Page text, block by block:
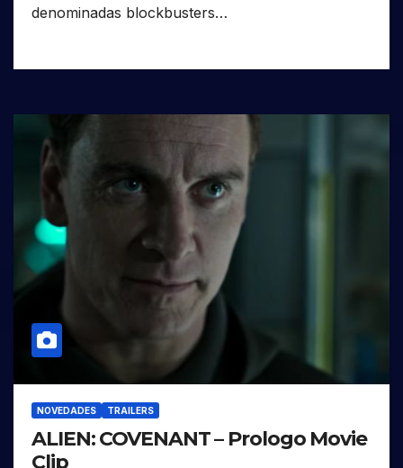
denominadas blockbusters…
NOVEDADES TRAILERS
ALIEN: COVENANT – Prologo Movie
Clip